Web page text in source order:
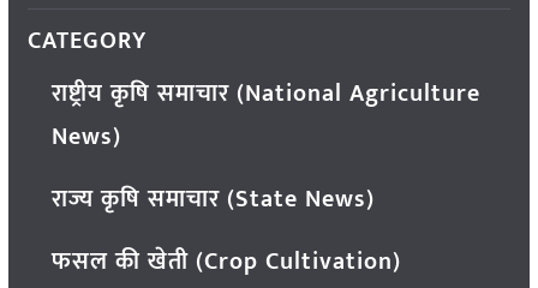
CATEGORY
राष्ट्रीय कृषि समाचार (National Agriculture
News)
राज्य कृषि समाचार (State News)
फसल की खेती (Crop Cultivation)